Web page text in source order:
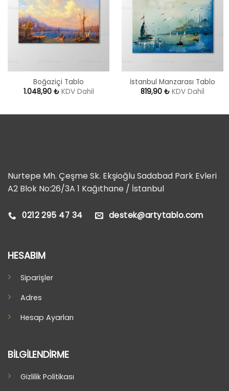
Boğaziçi Tablo
1.048,90 ₺ KDV Dahil
İstanbul Manzarası Tablo
819,90 ₺ KDV Dahil
Nurtepe Mh. Çeşme Sk. Ekşioğlu Sadabad Park Evleri
A2 Blok No:26/3A 1 Kağıthane / İstanbul
0212 295 47 34 destek@artytablo.com
HESABIM
Siparişler
Adres
Hesap Ayarları
BİLGİLENDİRME
Gizlilik Politikası